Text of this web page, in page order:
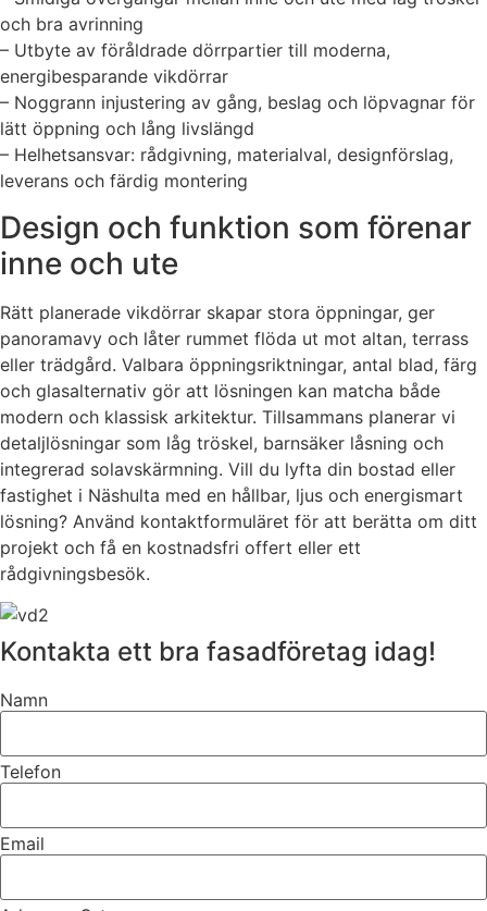
och bra avrinning
– Utbyte av föråldrade dörrpartier till moderna,
energibesparande vikdörrar
– Noggrann injustering av gång, beslag och löpvagnar för
lätt öppning och lång livslängd
– Helhetsansvar: rådgivning, materialval, designförslag,
leverans och färdig montering
Design och funktion som förenar
inne och ute
Rätt planerade vikdörrar skapar stora öppningar, ger
panoramavy och låter rummet flöda ut mot altan, terrass
eller trädgård. Valbara öppningsriktningar, antal blad, färg
och glasalternativ gör att lösningen kan matcha både
modern och klassisk arkitektur. Tillsammans planerar vi
detaljlösningar som låg tröskel, barnsäker låsning och
integrerad solavskärmning. Vill du lyfta din bostad eller
fastighet i Näshulta med en hållbar, ljus och energismart
lösning? Använd kontaktformuläret för att berätta om ditt
projekt och få en kostnadsfri offert eller ett
rådgivningsbesök.
Kontakta ett bra fasadföretag idag!
Namn
Telefon
Email